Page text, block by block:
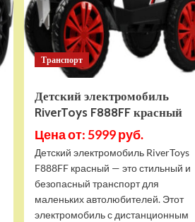
Транспорт
Детский электромобиль
RiverToys F888FF красный
Цена от: 5999 руб.
Детский электромобиль RiverToys
F888FF красный — это стильный и
безопасный транспорт для
маленьких автолюбителей. Этот
электромобиль с дистанционным